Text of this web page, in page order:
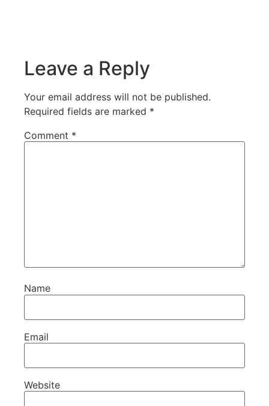
Leave a Reply
Your email address will not be published.
Required fields are marked *
Comment *
Name
Email
Website